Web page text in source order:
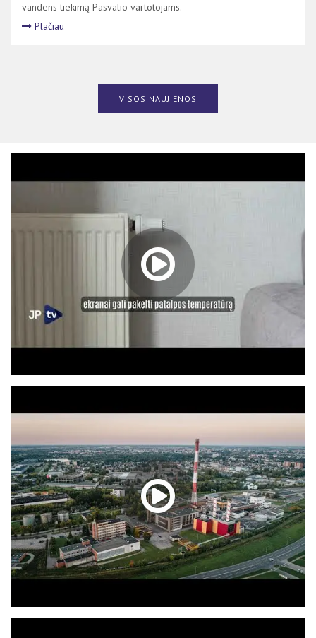
vandens tiekimą Pasvalio vartotojams.
Plačiau
VISOS NAUJIENOS